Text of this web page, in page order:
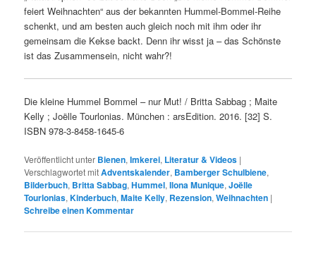
feiert Weihnachten“ aus der bekannten Hummel-Bommel-Reihe
schenkt, und am besten auch gleich noch mit ihm oder ihr
gemeinsam die Kekse backt. Denn ihr wisst ja – das Schönste
ist das Zusammensein, nicht wahr?!
Die kleine Hummel Bommel – nur Mut! / Britta Sabbag ; Maite
Kelly ; Joe͏̈lle Tourlonias. München : arsEdition. 2016. [32] S.
ISBN 978-3-8458-1645-6
Veröffentlicht unter Bienen,Imkerei, Literatur & Videos |
Verschlagwortet mitAdventskalender, Bamberger Schulbiene,
Bilderbuch, Britta Sabbag,Hummel,Ilona Munique,Joëlle
Tourlonias,Kinderbuch,Maite Kelly, Rezension,Weihnachten |
Schreibe einen Kommentar